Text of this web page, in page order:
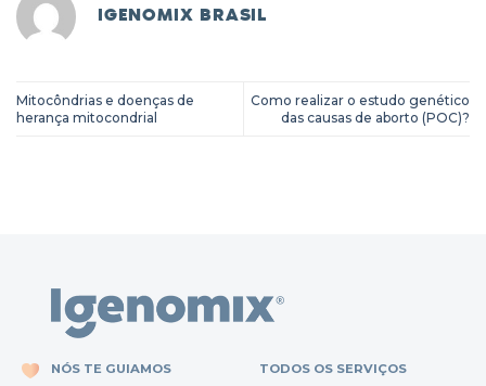
IGENOMIX BRASIL
Mitocôndrias e doenças de
herança mitocondrial
Como realizar o estudo genético
das causas de aborto (POC)?
NÓS TE GUIAMOS TODOS OS SERVIÇOS